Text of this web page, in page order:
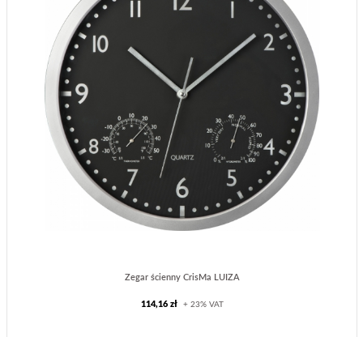
Zegar ścienny CrisMa LUIZA
114,16 zł + 23% VAT